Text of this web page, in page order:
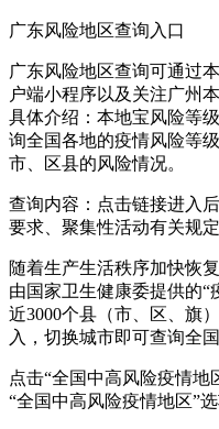
广东风险地区查询入口
广东风险地区查询可通过
户端小程序以及关注广州
具体介绍：本地宝风险等
询全国各地的疫情风险等
市、区县的风险情况。
查询内容：点击链接进入
要求、聚集性活动有关规
随着生产生活秩序加快恢
由国家卫生健康委提供的“
近3000个县（市、区、旗
入，切换城市即可查询全
点击“全国中高风险疫情地
“全国中高风险疫情地区”选